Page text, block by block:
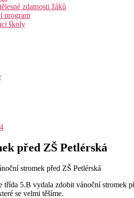
zdatnosti žáků
program
školy
před ZŠ Petlérská
stromek před ZŠ Petlérská
třída 5.B vydala zdobit vánoční stromek
se velmi těšíme.